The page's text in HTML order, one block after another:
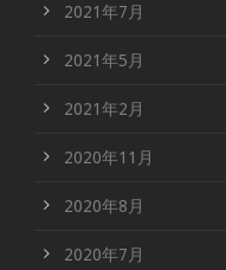
2021年7月
2021年5月
2021年2月
2020年11月
2020年8月
2020年7月